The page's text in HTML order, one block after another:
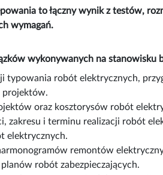
to łączny wynik z testów,
wymagań.
wykonywanych na stanowisku
typowania robót elektrycznych,
projektów.
oraz kosztorysów robót
zakresu i terminu realizacji robót
elektrycznych.
remontów
robót zabezpieczających.